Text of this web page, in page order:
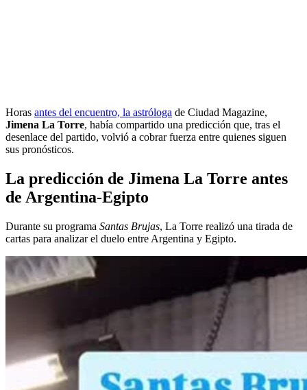
Horas antes del encuentro, la astróloga de Ciudad Magazine,
Jimena La Torre, había compartido una predicción que, tras el
desenlace del partido, volvió a cobrar fuerza entre quienes siguen
sus pronósticos.
La predicción de Jimena La Torre antes
de Argentina-Egipto
Durante su programa Santas Brujas, La Torre realizó una tirada de
cartas para analizar el duelo entre Argentina y Egipto.